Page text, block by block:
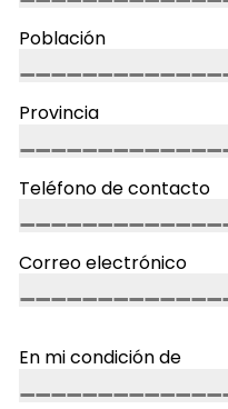
Población
Provincia
Teléfono de contacto
Correo electrónico
En mi condición de